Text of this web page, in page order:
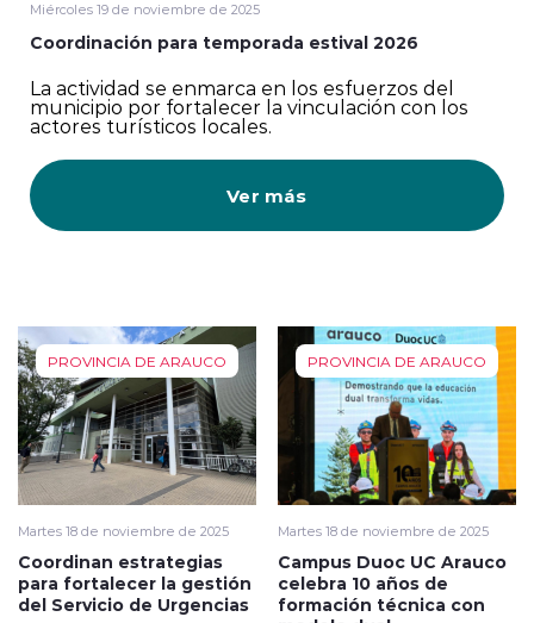
Miércoles 19 de noviembre de 2025
Coordinación para temporada estival 2026
La actividad se enmarca en los esfuerzos del
municipio por fortalecer la vinculación con los
actores turísticos locales.
Ver más
PROVINCIA DE ARAUCO
Martes 18 de noviembre de 2025
Coordinan estrategias
para fortalecer la gestión
del Servicio de Urgencias
PROVINCIA DE ARAUCO
Martes 18 de noviembre de 2025
Campus Duoc UC Arauco
celebra 10 años de
formación técnica con